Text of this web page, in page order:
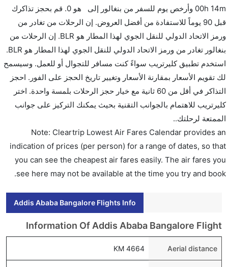
00h 14m وأرخص يوم للسفر من بنغالور إلى هو 0. قم بحجز تذاكرك
قبل 90 يوماً للاستفادة من أفضل العروض. إن الرحلات من تغادر من
ورمز الاتحاد الدولي للنقل الجوي لهذا المطار هو BLR. إن الرحلات من
بنغالور تغادر من ورمز الاتحاد الدولي للنقل الجوي لهذا المطار هو BLR.
استخدم تطبيق كليرتريب سواءً كنت مسافر للتجوال أو للعمل. وسيسمح
لك تقويم الأسعار بمقارنة الأسعار وتغيير تاريخ الحجز على الفور. احجز
التذاكر في أقل من 60 ثانية مع خيار حجز الرحلات بلمسة واحدة. اختر
كليرتريب للاهتمام بالجوانب التقنية بحيث يمكنك التركيز على جوانب
الممتعة لرحلتك..
Note: Cleartrip Lowest Air Fares Calendar provides an
indication of prices (per person) for a range of dates, so that
you can see the cheapest air fares easily. The air fares you
see here may not be available at the time you try and book.
Addis Ababa Bangalore Flights Info
Information Of Addis Ababa Bangalore Flight
Aerial distance
4664 KM